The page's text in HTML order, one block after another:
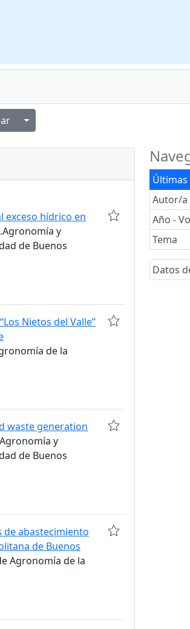
Alternar menú desplegable
Autor/a
Año -
Tema
Datos
exceso hídrico en
y
de Buenos
Nietos del Valle”
de la
waste generation
y
de Buenos
de abastecimiento
de Buenos
Agronomía de la